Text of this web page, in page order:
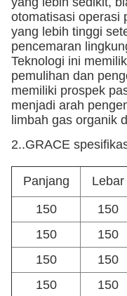
otomatisasi operasi
yang lebih tinggi
pencemaran
Teknologi ini
pemulihan dan
memiliki prospek
menjadi arah
limbah gas organik
2..GRACE
Panjang Lebar
150
150
150 150
150
150
150
150